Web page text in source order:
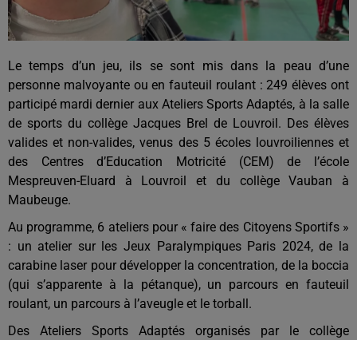
Le temps d’un jeu, ils se sont mis dans la peau d’une
personne malvoyante ou en fauteuil roulant : 249 élèves ont
participé mardi dernier aux Ateliers Sports Adaptés, à la salle
de sports du collège Jacques Brel de Louvroil. Des élèves
valides et non-valides, venus des 5 écoles louvroiliennes et
des Centres d’Education Motricité (CEM) de l’école
Mespreuven-Eluard à Louvroil et du collège Vauban à
Maubeuge.
Au programme, 6 ateliers pour « faire des Citoyens Sportifs »
: un atelier sur les Jeux Paralympiques Paris 2024, de la
carabine laser pour développer la concentration, de la boccia
(qui s’apparente à la pétanque), un parcours en fauteuil
roulant, un parcours à l’aveugle et le torball.
Des Ateliers Sports Adaptés organisés par le collège